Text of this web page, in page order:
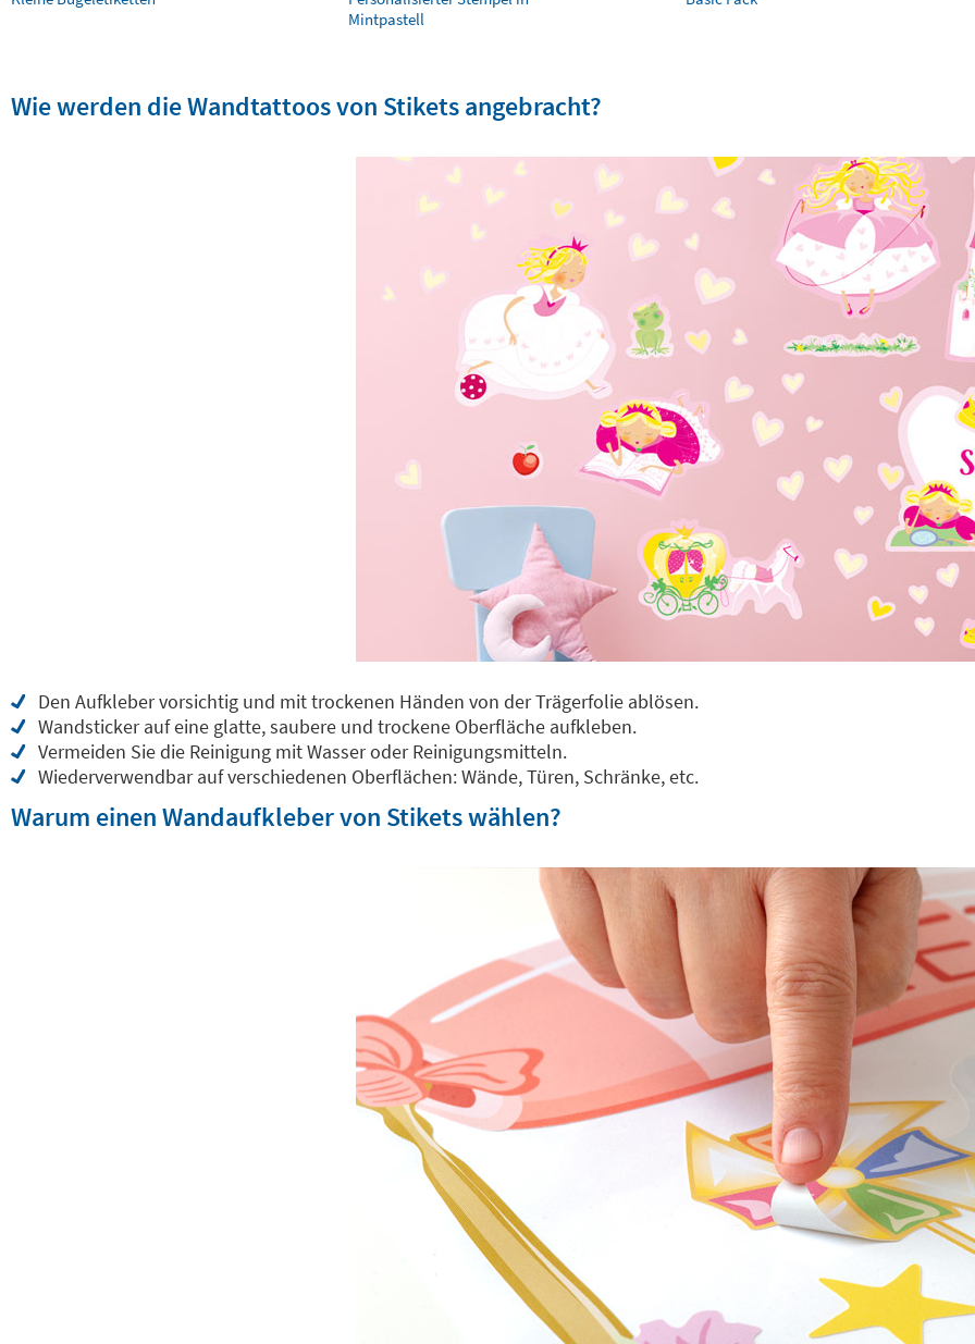
Mintpastell
Wie werden die Wandtattoos von Stikets angebracht?
Den Aufkleber vorsichtig und mit trockenen Händen von der Trägerfolie ablösen.
Wandsticker auf eine glatte, saubere und trockene Oberfläche aufkleben.
Vermeiden Sie die Reinigung mit Wasser oder Reinigungsmitteln.
Wiederverwendbar auf verschiedenen Oberflächen: Wände, Türen, Schränke, etc.
Warum einen Wandaufkleber von Stikets wählen?